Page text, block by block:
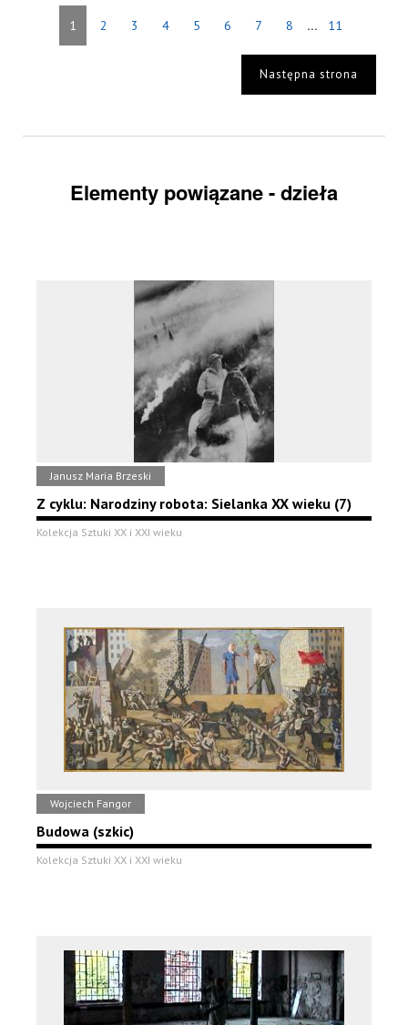
1 2 3 4 5 6 7 8 ... 11
Następna strona
Elementy powiązane - dzieła
Janusz Maria Brzeski
Z cyklu: Narodziny robota: Sielanka XX wieku (7)
Kolekcja Sztuki XX i XXI wieku
Wojciech Fangor
Budowa (szkic)
Kolekcja Sztuki XX i XXI wieku